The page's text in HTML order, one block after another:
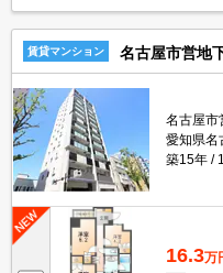
賃貸マンション 名古屋市営地
名古屋市
愛知県名
築15年
16.3万